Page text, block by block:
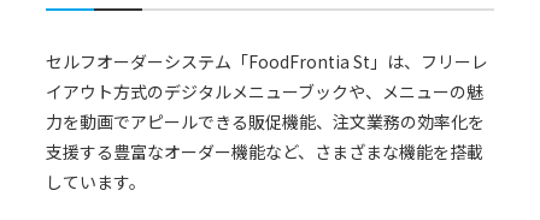
セルフオーダーシステム「FoodFrontia St」は、フリーレ
イアウト方式のデジタルメニューブックや、メニューの魅
力を動画でアピールできる販促機能、注文業務の効率化を
支援する豊富なオーダー機能など、さまざまな機能を搭載
しています。